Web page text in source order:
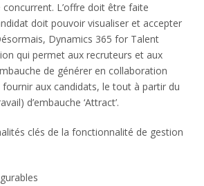
L’offre doit être faite
doit pouvoir visualiser et accepter
Dynamics 365 for Talent
qui permet aux recruteurs et aux
de générer en collaboration
aux candidats, le tout à partir du
d’embauche ‘Attract’.
clés de la fonctionnalité de gestion